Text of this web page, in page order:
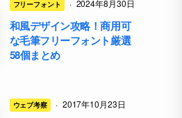
フリーフォント · 2024年8月30日
和風デザイン攻略！商用可
な毛筆フリーフォント厳選
58個まとめ
ウェブ考察 · 2017年10月23日